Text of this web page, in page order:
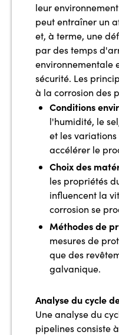
leur
peut entraîner un
et, à terme, une
par des temps
environnementale
sécurité. Les
à la corrosion des
Conditions
l'humidité, le
et les
accélérer le
Choix des
les propriétés
influencent la
corrosion se
Méthodes de
mesures de
que des
galvanique.
Analyse du cycle
Une analyse du
pipelines consiste